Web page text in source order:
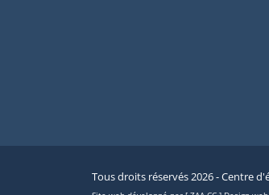
Tous droits réservés 2026 - Centre